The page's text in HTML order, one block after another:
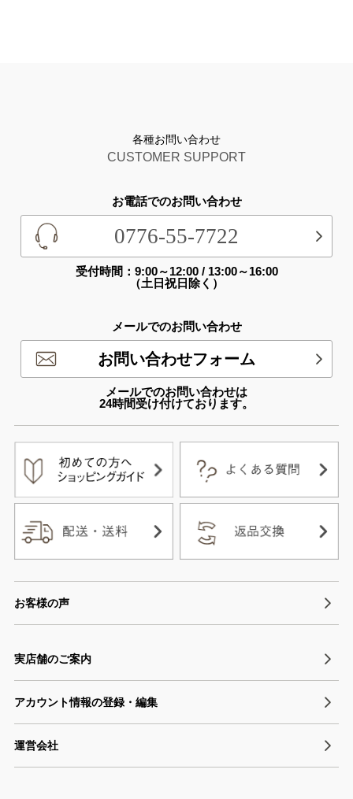
各種お問い合わせ
CUSTOMER SUPPORT
お電話でのお問い合わせ
0776-55-7722
受付時間：9:00～12:00 / 13:00～16:00
（土日祝日除く）
メールでのお問い合わせ
お問い合わせフォーム
メールでのお問い合わせは
24時間受け付けております。
お客様の声
実店舗のご案内
アカウント情報の登録・編集
運営会社